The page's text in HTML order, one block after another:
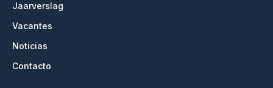
Jaarverslag
Vacantes
Noticias
Contacto